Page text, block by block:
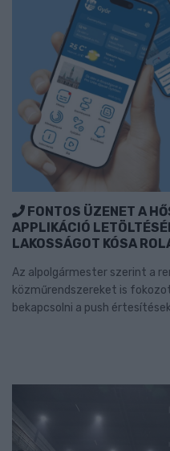
FONTOS ÜZENET A
APPLIKÁCIÓ
LAKOSSÁGOT KÓSA
Az alpolgármester szerint a
közműrendszereket is
bekapcsolni a push